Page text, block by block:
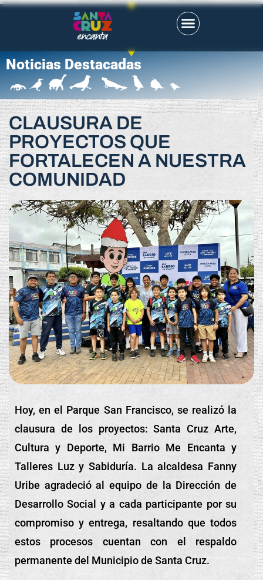
Noticias Destacadas
CLAUSURA DE
PROYECTOS QUE
FORTALECEN A NUESTRA
COMUNIDAD
Hoy, en el Parque San Francisco, se realizó la
clausura de los proyectos: Santa Cruz Arte,
Cultura y Deporte, Mi Barrio Me Encanta y
Talleres Luz y Sabiduría. La alcaldesa Fanny
Uribe agradeció al equipo de la Dirección de
Desarrollo Social y a cada participante por su
compromiso y entrega, resaltando que todos
estos procesos cuentan con el respaldo
permanente del Municipio de Santa Cruz.